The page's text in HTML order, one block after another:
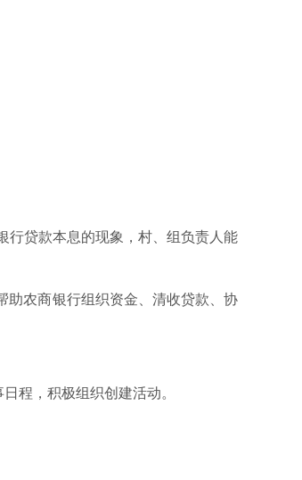
行贷款本息的现象，村、组负责人能
助农商银行组织资金、清收贷款、协
程，积极组织创建活动。